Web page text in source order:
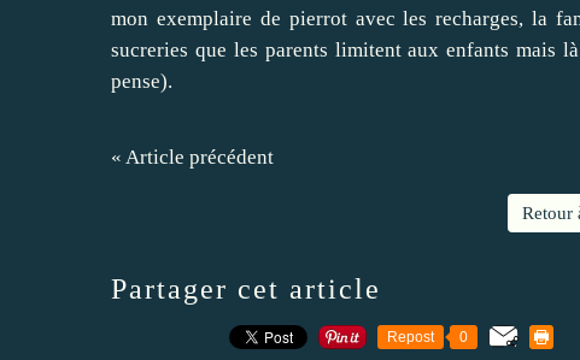
mon exemplaire de pierrot avec les recharges, la
sucreries que les parents limitent aux enfants mais
pense).
« Article précédent
Retour
Partager cet article
Repost 0